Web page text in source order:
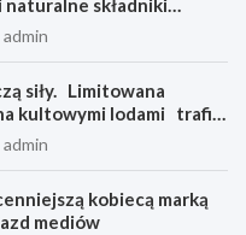
składniki
admin
siły. Limitowana
kultowymi lodami trafi
admin
kobiecą marką
mediów